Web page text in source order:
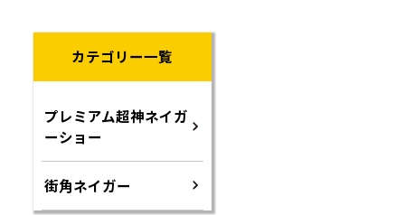
カテゴリー一覧
プレミアム超神ネイガ
ーショー
街角ネイガー